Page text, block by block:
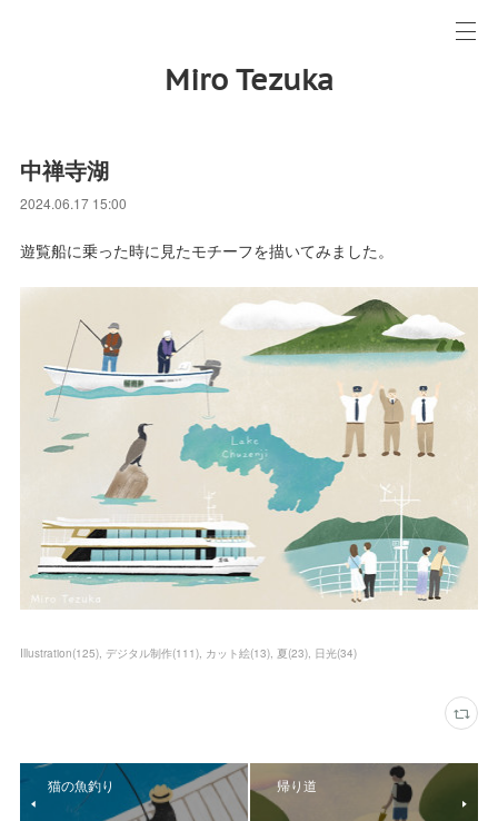
Miro Tezuka
中禅寺湖
2024.06.17 15:00
遊覧船に乗った時に見たモチーフを描いてみました。
Illustration(125) デジタル制作(111) カット絵(13) 夏(23) 日光(34)
猫の魚釣り 帰り道